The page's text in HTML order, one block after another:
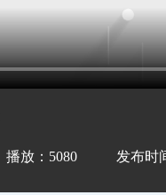
播放：5080 发布时